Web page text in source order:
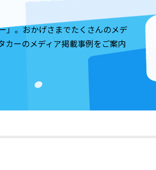
」。おかげさまでたくさんのメデ
カーのメディア掲載事例をご案内